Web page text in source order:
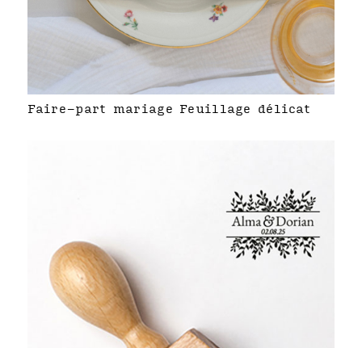
Faire-part mariage Feuillage délicat